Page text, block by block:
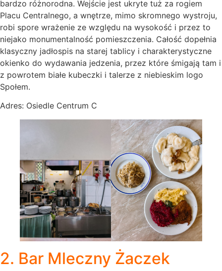
bardzo różnorodna. Wejście jest ukryte tuż za rogiem
Placu Centralnego, a wnętrze, mimo skromnego wystroju,
robi spore wrażenie ze względu na wysokość i przez to
niejako monumentalność pomieszczenia. Całość dopełnia
klasyczny jadłospis na starej tablicy i charakterystyczne
okienko do wydawania jedzenia, przez które śmigają tam i
z powrotem białe kubeczki i talerze z niebieskim logo
Społem.
Adres: Osiedle Centrum C
2. Bar Mleczny Żaczek